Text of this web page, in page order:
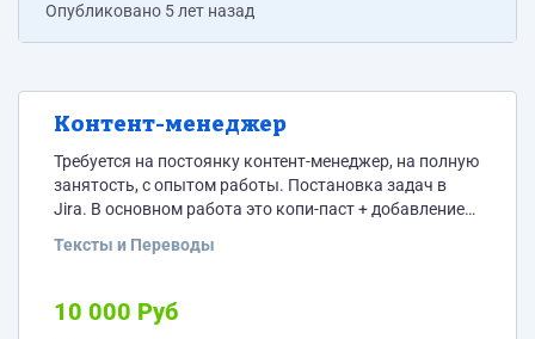
Опубликовано 5 лет назад
Контент-менеджер
Требуется на постоянку контент-менеджер, на полную
занятость, с опытом работы. Постановка задач в
Jira. В основном работа это копи-паст + добавление
основном что бы уменьшить отдельно или массово
5/2, быть на связи с 10 до 19. ЗП 10 тыс. руб. Опыт
работы контент-менеджером от 1 года. Тематика –
Тексты и Переводы
10 000 Руб